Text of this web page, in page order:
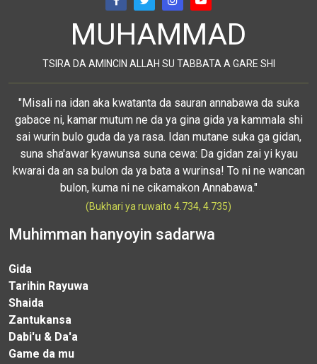
MUHAMMAD
TSIRA DA AMINCIN ALLAH SU TABBATA A GARE SHI
"Misali na idan aka kwatanta da sauran annabawa da suka
gabace ni, kamar mutum ne da ya gina gida ya kammala shi
sai wurin bulo guda da ya rasa. Idan mutane suka ga gidan,
suna sha'awar kyawunsa suna cewa: Da gidan zai yi kyau
kwarai da an sa bulon da ya bata a wurinsa! To ni ne wancan
bulon, kuma ni ne cikamakon Annabawa."
(Bukhari ya ruwaito 4.734, 4.735)
Muhimman hanyoyin sadarwa
Gida
Tarihin Rayuwa
Shaida
Zantukansa
Dabi'u & Da'a
Game da mu